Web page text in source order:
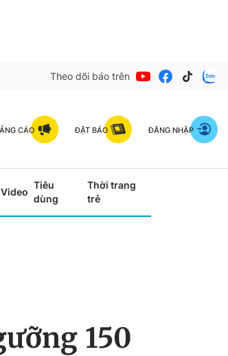
Theo dõi báo trên
CÁO ĐẶT BÁO ĐĂNG NHẬP
Video
Tiêu
dùng
Thời trang
trẻ
150